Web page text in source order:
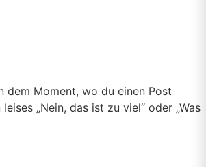
dem Moment, wo du einen Post
„Nein, das ist zu viel“ oder „Was